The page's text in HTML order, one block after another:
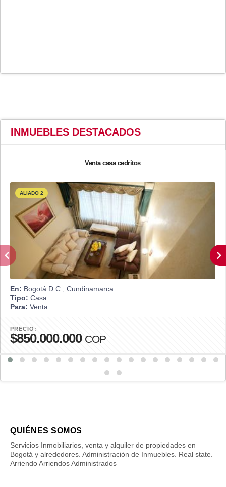
INMUEBLES DESTACADOS
Venta casa cedritos
ALIADO 2
En: Bogotá D.C., Cundinamarca
Tipo: Casa
Para: Venta
PRECIO:
$850.000.000 COP
QUIÉNES SOMOS
Servicios Inmobiliarios, venta y alquiler de propiedades en
Bogotá y alrededores. Administración de Inmuebles. Real state.
Arriendo Arriendos Administrados